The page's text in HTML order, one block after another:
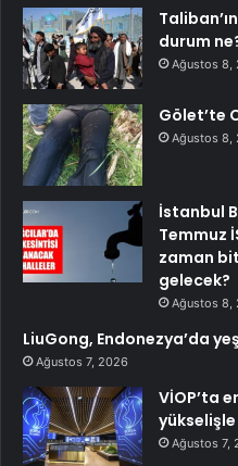
durum
Ağustos 8,
Gölet’te
Ağustos 8,
İstanbul
Temmuz
zaman
gelecek?
Ağustos 8,
LiuGong, Endonezya’da
Ağustos 7, 2026
VİOP’ta
Ağustos 7,